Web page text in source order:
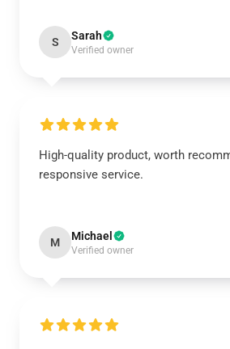
S Sarah
Verified owner
High-quality product, worth
responsive service.
M Michael
Verified owner